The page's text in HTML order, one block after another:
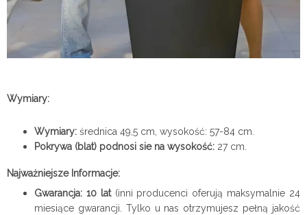
Wymiary:
Wymiary: średnica 49,5 cm, wysokość: 57-84 cm.
Pokrywa (blat) podnosi sie na wysokość: 27 cm.
Najważniejsze Informacje:
Gwarancja: 10 lat(inni producenci oferują maksymalnie 24
miesiące gwarancji. Tylko u nas otrzymujesz pełną jakość